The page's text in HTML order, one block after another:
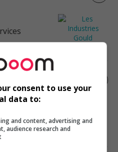
consent to use your
data to:
and content, advertising and
audience research and